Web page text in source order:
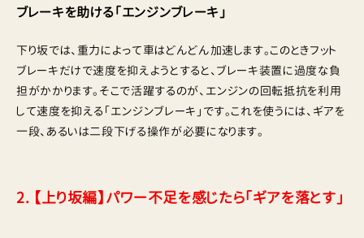
ブレーキを助ける「エンジンブレーキ」
下り坂では、重力によって車はどんどん加速します。このときフット
ブレーキだけで速度を抑えようとすると、ブレーキ装置に過度な負
担がかかります。そこで活躍するのが、エンジンの回転抵抗を利用
して速度を抑える「エンジンブレーキ」です。これを使うには、ギアを
一段、あるいは二段下げる操作が必要になります。
2. 【上り坂編】パワー不足を感じたら「ギアを落とす」